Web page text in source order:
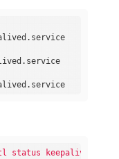
keepalived.service
$ systemctl start keepalived.service
$ systemctl status keepalived.service
status